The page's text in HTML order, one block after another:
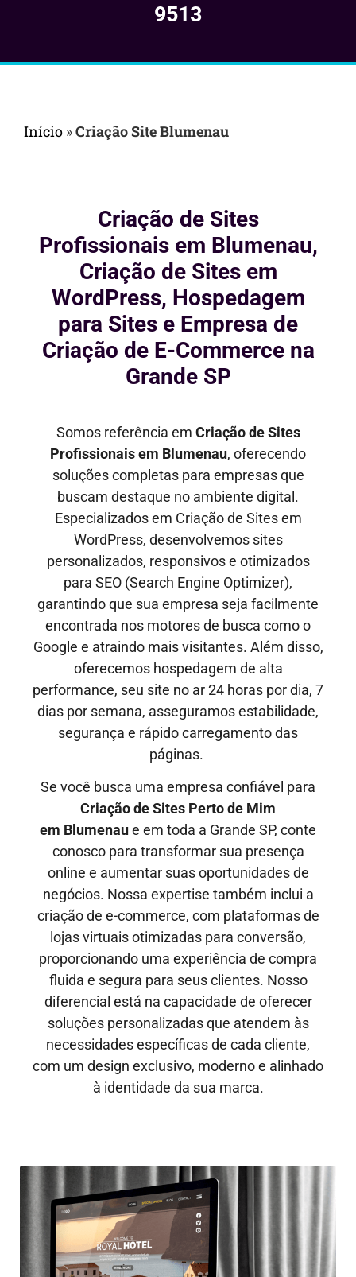
9513
Início »Criação Site Blumenau
Criação de Sites
Profissionais em Blumenau,
Criação de Sites em
WordPress, Hospedagem
para Sites e Empresa de
Criação de E-Commerce na
Grande SP
Somos referência em Criação de Sites
Profissionais em Blumenau, oferecendo
soluções completas para empresas que
buscam destaque no ambiente digital.
Especializados em Criação de Sites em
WordPress, desenvolvemos sites
personalizados, responsivos e otimizados
para SEO (Search Engine Optimizer),
garantindo que sua empresa seja facilmente
encontrada nos motores de busca como o
Google e atraindo mais visitantes. Além disso,
oferecemos hospedagem de alta
performance, seu site no ar24 horas por dia, 7
dias por semana, asseguramos estabilidade,
segurança e rápido carregamento das
páginas.
Se você busca uma empresa confiável para
Criação de Sites Perto de Mim
em Blumenaue em toda a Grande SP, conte
conosco para transformar sua presença
online e aumentar suas oportunidades de
negócios. Nossa expertise também inclui a
criação de e-commerce, com plataformas de
lojas virtuais otimizadas para conversão,
proporcionando uma experiência de compra
fluida e segura para seus clientes. Nosso
diferencial está na capacidade de oferecer
soluções personalizadas que atendem às
necessidades específicas de cada cliente,
com um design exclusivo, moderno e alinhado
à identidade da sua marca.